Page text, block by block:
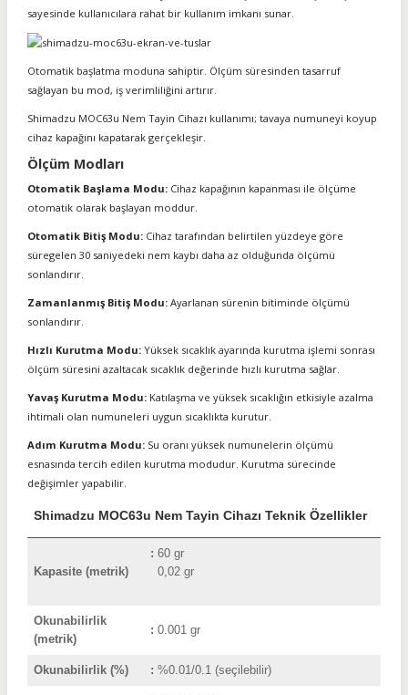
sayesinde kullanıcılara rahat bir kullanım imkanı sunar.
Otomatik başlatma moduna sahiptir. Ölçüm süresinden tasarruf
sağlayan bu mod, iş verimliliğini artırır.
Shimadzu MOC63u Nem Tayin Cihazı kullanımı; tavaya numuneyi koyup
cihaz kapağını kapatarak gerçekleşir.
Ölçüm Modları
Otomatik Başlama Modu: Cihaz kapağının kapanması ile ölçüme
otomatik olarak başlayan moddur.
Otomatik Bitiş Modu: Cihaz tarafından belirtilen yüzdeye göre
süregelen 30 saniyedeki nem kaybı daha az olduğunda ölçümü
sonlandırır.
Zamanlanmış Bitiş Modu: Ayarlanan sürenin bitiminde ölçümü
sonlandırır.
Hızlı Kurutma Modu: Yüksek sıcaklık ayarında kurutma işlemi sonrası
ölçüm süresini azaltacak sıcaklık değerinde hızlı kurutma sağlar.
Yavaş Kurutma Modu: Katılaşma ve yüksek sıcaklığın etkisiyle azalma
ihtimali olan numuneleri uygun sıcaklıkta kurutur.
Adım Kurutma Modu: Su oranı yüksek numunelerin ölçümü
esnasında tercih edilen kurutma modudur. Kurutma sürecinde
değişimler yapabilir.
Shimadzu MOC63u Nem Tayin Cihazı Teknik Özellikler
Kapasite (metrik)
: 60 gr
0,02 gr
Okunabilirlik
(metrik)
: 0.001 gr
Okunabilirlik (%) : %0.01/0.1 (seçilebilir)